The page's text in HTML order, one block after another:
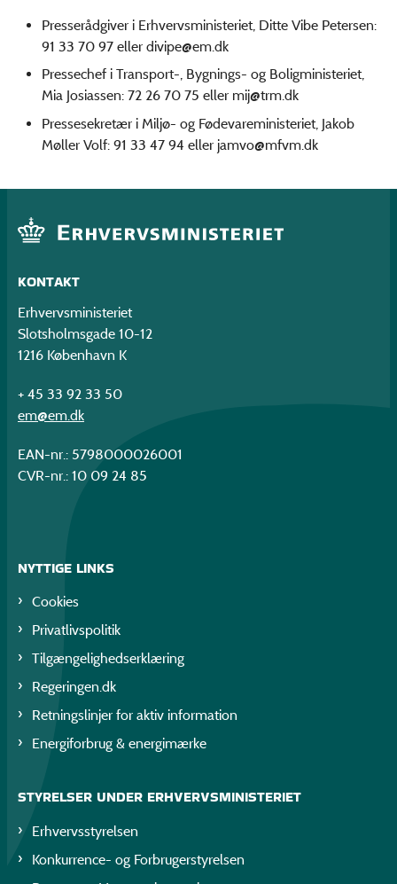
Presserådgiver i Erhvervsministeriet, Ditte Vibe Petersen:
91 33 70 97 eller divipe@em.dk
Pressechef i Transport-, Bygnings- og Boligministeriet,
Mia Josiassen: 72 26 70 75 eller mij@trm.dk
Pressesekretær i Miljø- og Fødevareministeriet, Jakob
Møller Volf: 91 33 47 94 eller jamvo@mfvm.dk
KONTAKT
Erhvervsministeriet
Slotsholmsgade 10-12
1216 København K
+ 45 33 92 33 50
em@em.dk
EAN-nr.: 5798000026001
CVR-nr.: 10 09 24 85
NYTTIGE LINKS
Cookies
Privatlivspolitik
Tilgængelighedserklæring
Regeringen.dk
Retningslinjer for aktiv information
Energiforbrug & energimærke
STYRELSER UNDER ERHVERVSMINISTERIET
Erhvervsstyrelsen
Konkurrence- og Forbrugerstyrelsen